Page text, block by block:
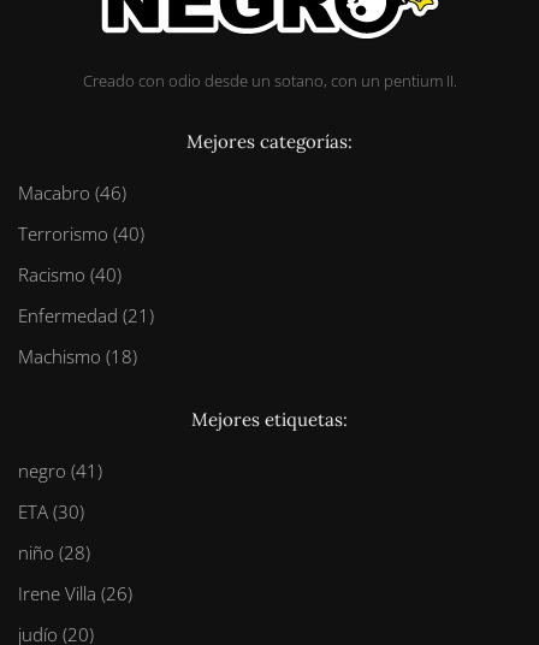
Creado con odio desde un sotano, con un pentium II.
Mejores categorías:
Macabro (46)
Terrorismo (40)
Racismo (40)
Enfermedad (21)
Machismo (18)
Mejores etiquetas:
negro (41)
ETA (30)
niño (28)
Irene Villa (26)
judío (20)